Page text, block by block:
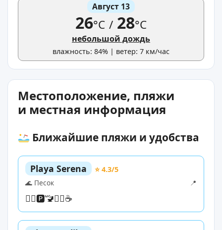
Август 13
26°C / 28°C
небольшой дождь
влажность: 84% | ветер: 7 км/час
Местоположение, пляжи
и местная информация
Ближайшие пляжи и удобства
Playa Serena
⭐ 4.3/5
🌊 Песок
📍
🏊‍♀️🅿️🚾🏄‍♀️☕